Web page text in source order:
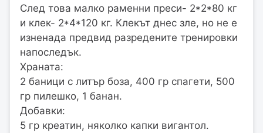
След това малко раменни преси- 2*2*80 кг
и клек- 2*4*120 кг. Клекът днес зле, но не е
изненада предвид разредените тренировки
напоследък.
Храната:
2 баници с литър боза, 400 гр спагети, 500
гр пилешко, 1 банан.
Добавки:
5 гр креатин, няколко капки вигантол.